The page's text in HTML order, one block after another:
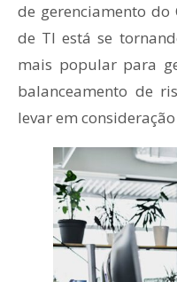
de gerenciamento do
de TI está se
mais popular para
balanceamento de
levar em